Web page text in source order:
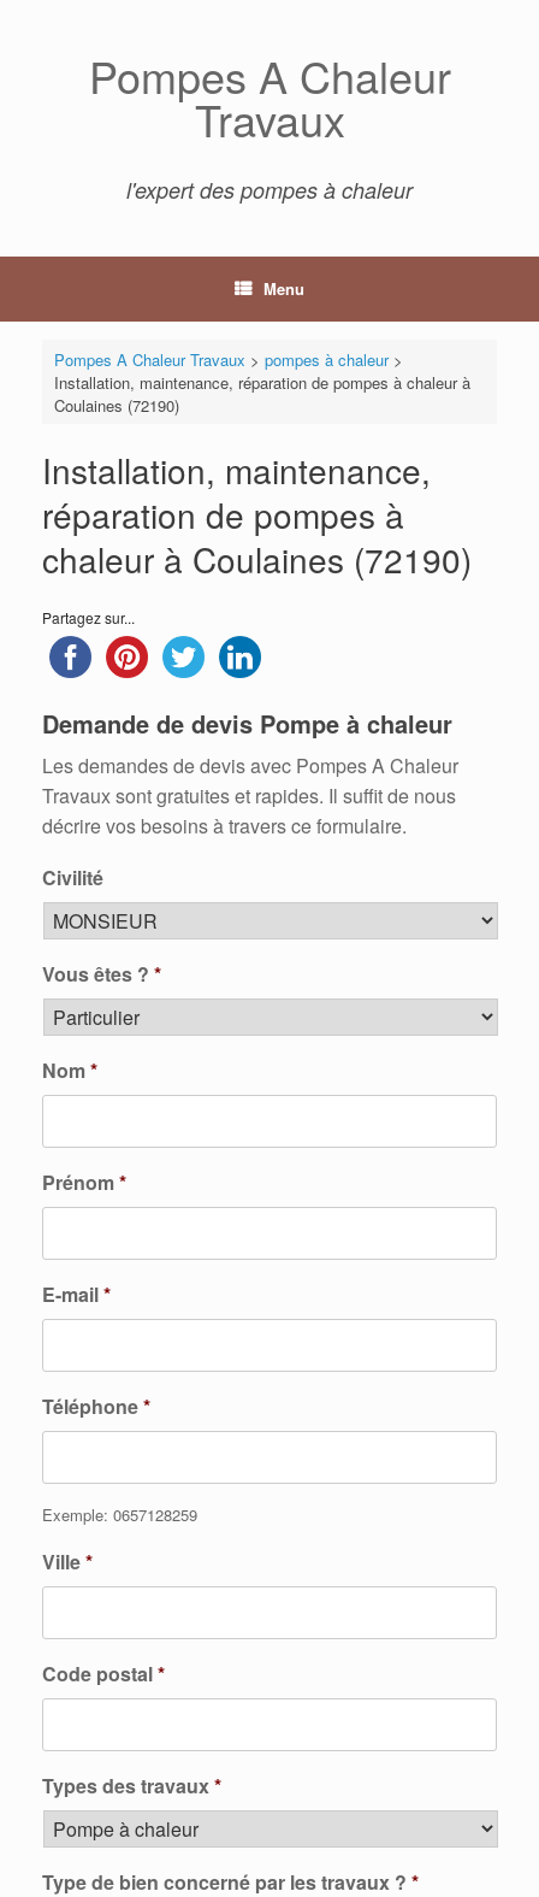
Pompes A Chaleur
Travaux
l'expert des pompes à chaleur
Menu
Pompes A Chaleur Travaux > pompes à chaleur>
Installation, maintenance, réparation de pompes à chaleur à
Coulaines (72190)
Installation, maintenance,
réparation de pompes à
chaleur à Coulaines (72190)
Partagez sur...
Demande de devis Pompe à chaleur
Les demandes de devis avec Pompes A Chaleur
Travaux sont gratuites et rapides. Il suffit de nous
décrire vos besoins à travers ce formulaire.
Civilité
Vous êtes ? *
Nom*
Prénom*
E-mail*
Téléphone*
Exemple: 0657128259
Ville*
Code postal*
Types des travaux*
Type de bien concerné par les travaux ? *